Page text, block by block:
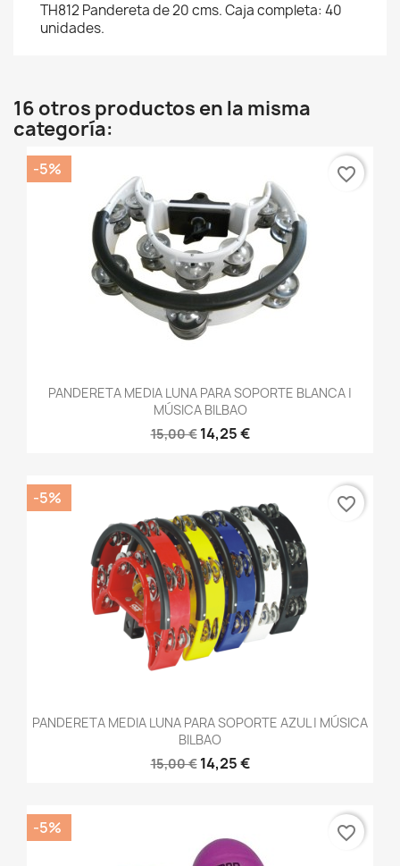
TH812 Pandereta de 20 cms. Caja completa: 40
unidades.
16 otros productos en la misma
categoría:
PANDERETA MEDIA LUNA PARA SOPORTE BLANCA |
MÚSICA BILBAO
15,00 € 14,25 €
-5% favorite_border
PANDERETA MEDIA LUNA PARA SOPORTE AZUL | MÚSICA
BILBAO
15,00 € 14,25 €
-5% favorite_border
-5% favorite_border